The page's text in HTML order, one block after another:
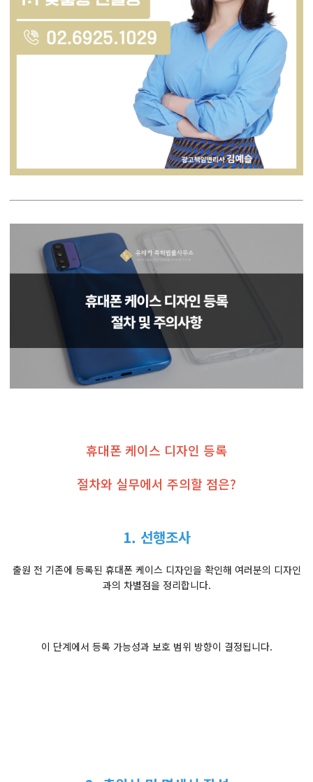
휴대폰 케이스 디자인 등록
절차와 실무에서 주의할 점은?
1. 선행조사
출원 전 기존에 등록된 휴대폰 케이스 디자인을 확인해 여러분의 디자인
과의 차별점을 정리합니다.
이 단계에서 등록 가능성과 보호 범위 방향이 결정됩니다.